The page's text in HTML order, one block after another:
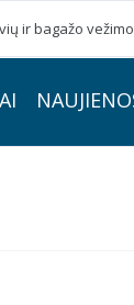
ir bagažo